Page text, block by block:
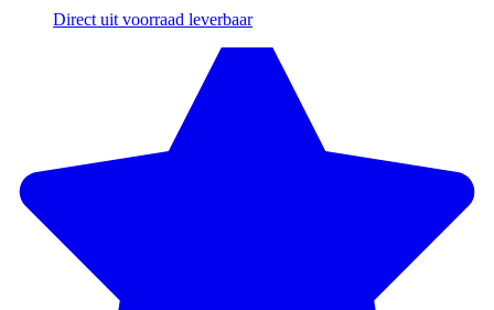
Direct uit voorraad leverbaar